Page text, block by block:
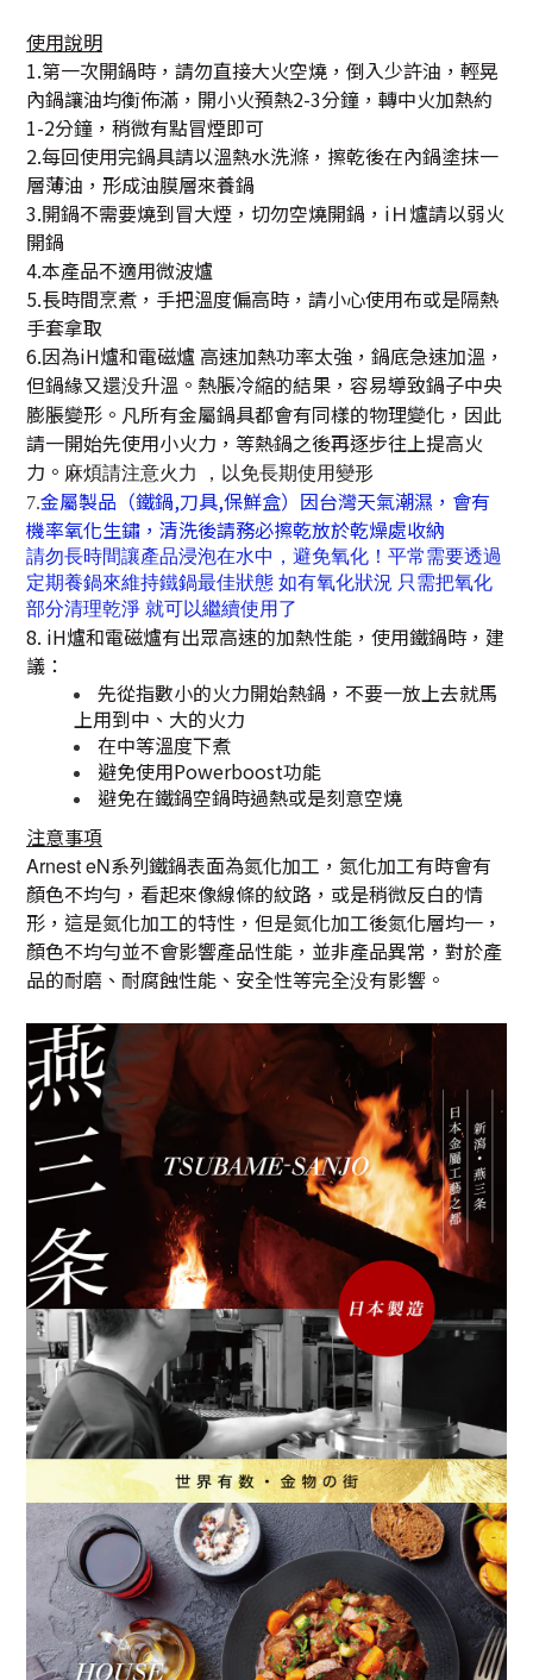
使用說明
1.第一次開鍋時，請勿直接大火空燒，倒入少許油，輕晃
內鍋讓油均衡佈滿，開小火預熱2-3分鐘，轉中火加熱約
1-2分鐘，稍微有點冒煙即可
2.每回使用完鍋具請以溫熱水洗滌，擦乾後在內鍋塗抹一
層薄油，形成油膜層來養鍋
3.開鍋不需要燒到冒大煙，切勿空燒開鍋，iＨ爐請以弱火
開鍋
4.本產品不適用微波爐
5.長時間烹煮，手把溫度偏高時，請小心使用布或是隔熱
手套拿取
6.因為iH爐和電磁爐 高速加熱功率太強，鍋底急速加溫，
但鍋緣又還没升溫。熱脹冷縮的結果，容易導致鍋子中央
膨脹變形。凡所有金屬鍋具都會有同樣的物理變化，因此
請一開始先使用小火力，等熱鍋之後再逐步往上提高火
力。 麻煩請注意火力
，以免長期使用變形
7.金屬製品（鐵鍋,刀具,保鮮盒）因台灣天氣潮濕，會有
機率氧化生鏽 ， 清洗後請務必擦乾放於乾燥處收納
請勿長時間讓產品浸泡在水中，避免氧化！平常需要透過
定期養鍋來維持鐵鍋最佳狀態 如有氧化狀況 只需把氧化
部分清理乾淨 就可以繼續使用了
8. iH爐和電磁爐有出眾高速的加熱性能，使用鐵鍋時，建
議：
先從指數小的火力開始熱鍋，不要一放上去就馬
上用到中、大的火力
在中等溫度下煮
避免使用Powerboost功能
避免在鐵鍋空鍋時過熱或是刻意空燒
注意事項
Arnest eN系列鐵鍋表面為氮化加工，氮化加工有時會有
顏色不均勻，看起來像線條的紋路，或是稍微反白的情
形，這是氮化加工的特性，但是氮化加工後氮化層均一，
顏色不均勻並不會影響產品性能，並非產品異常，對於產
品的耐磨、耐腐蝕性能、安全性等完全没有影響。